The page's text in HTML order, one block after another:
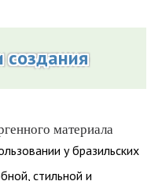
создания
материала
у бразильских
стильной и